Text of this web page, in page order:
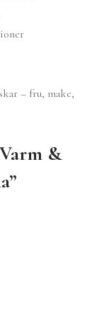
– fru, make,
&